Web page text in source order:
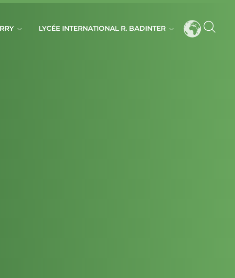
LYCÉE INTERNATIONAL R. BADINTER